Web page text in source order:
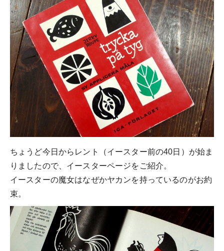
ちょうど今日からレント（イースター前の40日）が始ま
りましたので、イースターページをご紹介。
イースターの魔女はなぜかヤカンを持っているのがお約
束。